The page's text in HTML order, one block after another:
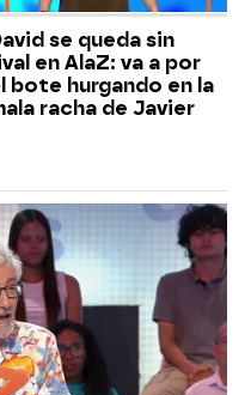
se queda sin
en AlaZ: va a por
bote hurgando en la
racha de Javier